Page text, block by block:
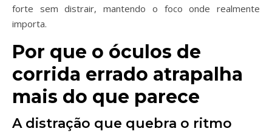
forte sem distrair, mantendo o foco onde realmente
importa.
Por que o óculos de
corrida errado atrapalha
mais do que parece
A distração que quebra o ritmo